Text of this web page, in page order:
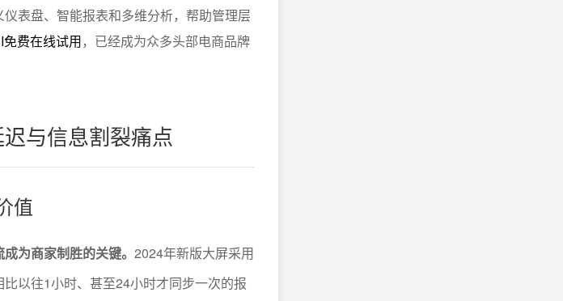
表盘、智能报表和多维分析，帮助管理层
免费在线试用，已经成为众多头部电商品牌
与信息割裂痛点
值
为商家制胜的关键。 2024年新版大屏采用
以往1小时、甚至24小时才同步一次的报